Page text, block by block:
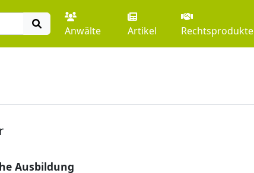
Anwälte Artikel Rechtsprodukte
Ausbildung